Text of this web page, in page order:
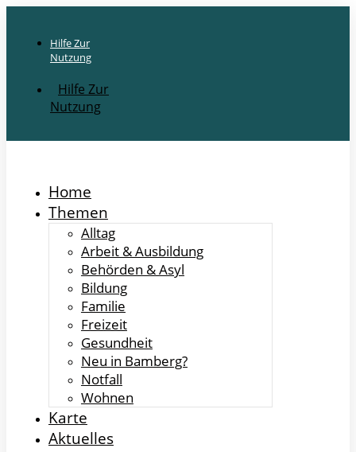
Hilfe Zur
Nutzung
Hilfe Zur
Nutzung
Home
Themen
Alltag
Arbeit & Ausbildung
Behörden & Asyl
Bildung
Familie
Freizeit
Gesundheit
Neu in Bamberg?
Notfall
Wohnen
Karte
Aktuelles